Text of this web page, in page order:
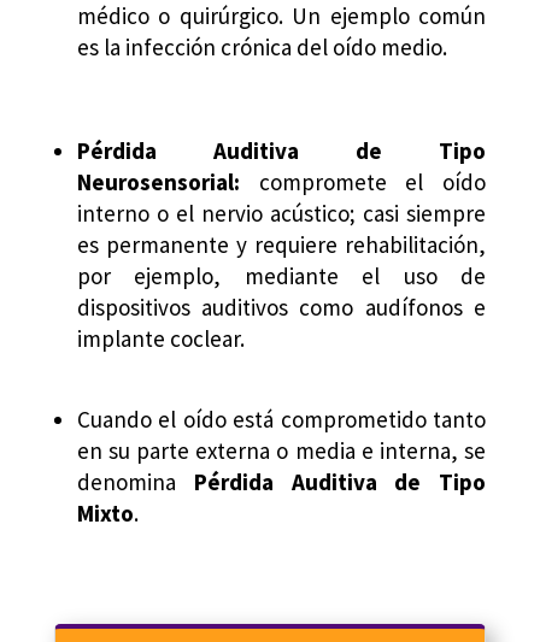
médico o quirúrgico. Un ejemplo común
es la infección crónica del oído medio.
Pérdida Auditiva de Tipo
Neurosensorial: compromete el oído
interno o el nervio acústico; casi siempre
es permanente y requiere rehabilitación,
por ejemplo, mediante el uso de
dispositivos auditivos como audífonos e
implante coclear.
Cuando el oído está comprometido tanto
en su parte externa o media e interna, se
denomina
Pérdida Auditiva de Tipo
Mixto.